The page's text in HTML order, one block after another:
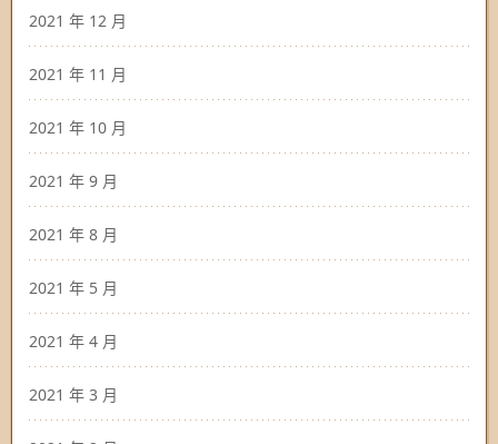
2021 年 12 月
2021 年 11 月
2021 年 10 月
2021 年 9 月
2021 年 8 月
2021 年 5 月
2021 年 4 月
2021 年 3 月